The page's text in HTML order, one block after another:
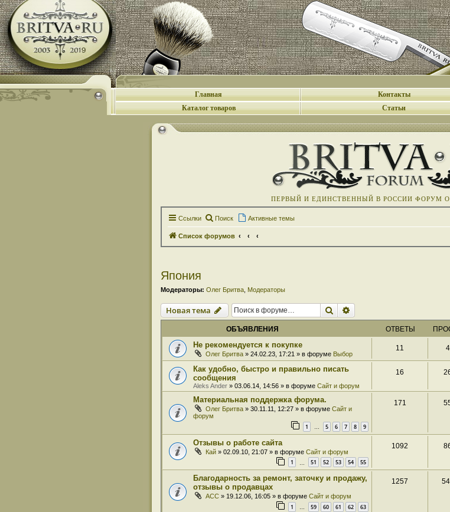
Главная Контакты
Каталог товаров
Статьи
ПЕРВЫЙ И ЕДИНСТВЕННЫЙ В РОССИИ ФОРУМ О
Ссылки Поиск Активные темы
Список форумов
Япония
Модераторы: Олег Бритва Модераторы
Новая тема Поиск
ОБЪЯВЛЕНИЯ ОТВЕТЫ
Не рекомендуется к покупке
Олег Бритва » 24.02.23, 17:21 » в форуме Выбор
11
Как удобно, быстро и правильно писать
сообщения
Aleks Ander » 03.06.14, 14:56 » в форуме Сайт и форум
16
Материальная поддержка форума.
Олег Бритва » 30.11.11, 12:27 » в форуме Сайт и
форум
1 … 5 6 7 8 9
171
Отзывы о работе сайта
Кай » 02.09.10, 21:07 » в форуме Сайт и форум
1 51 52 53 54 55
1092
Благодарность за ремонт, заточку и продажу,
отзывы о продавцах
ACC » 19.12.06, 16:05 » в форуме Сайт и форум
1 … 59 60 61 62 63
1257